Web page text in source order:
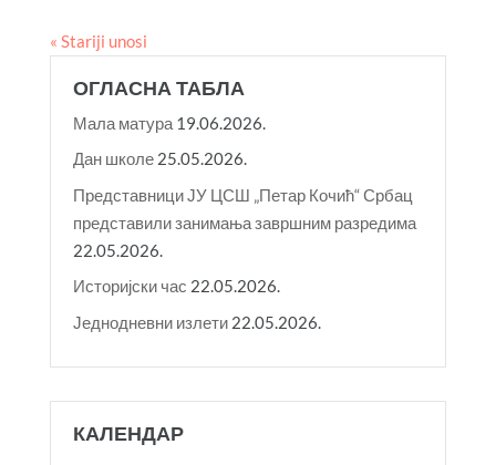
« Stariji unosi
ОГЛАСНА ТАБЛА
Мала матура 19.06.2026.
Дан школе 25.05.2026.
Представници ЈУ ЦСШ „Петар Кочић“ Србац
представили занимања завршним разредима
22.05.2026.
Историјски час 22.05.2026.
Једнодневни излети 22.05.2026.
КАЛЕНДАР